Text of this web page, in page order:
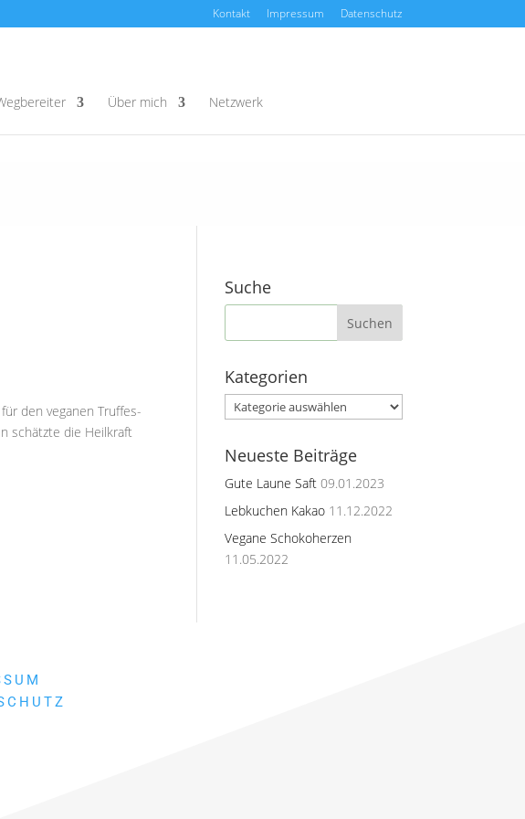
Kontakt Impressum Datenschutz
Über mich Netzwerk
den veganen Truffes-
schätzte die Heilkraft
Suche
Kategorien
Kategorien
Neueste Beiträge
Gute Laune Saft 09.01.2023
Lebkuchen Kakao 11.12.2022
Vegane Schokoherzen
11.05.2022